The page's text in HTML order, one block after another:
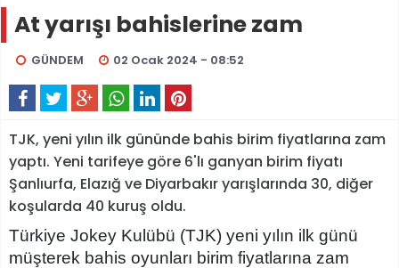
At yarışı bahislerine zam
GÜNDEM 02 Ocak 2024 - 08:52
TJK, yeni yılın ilk gününde bahis birim fiyatlarına zam
yaptı. Yeni tarifeye göre 6'lı ganyan birim fiyatı
Şanlıurfa, Elazığ ve Diyarbakır yarışlarında 30, diğer
koşularda 40 kuruş oldu.
Türkiye Jokey Kulübü (TJK) yeni yılın ilk günü
müşterek bahis oyunları birim fiyatlarına zam